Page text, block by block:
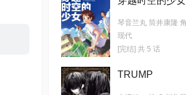
现代
[完结] 共 5 话
TRUMP